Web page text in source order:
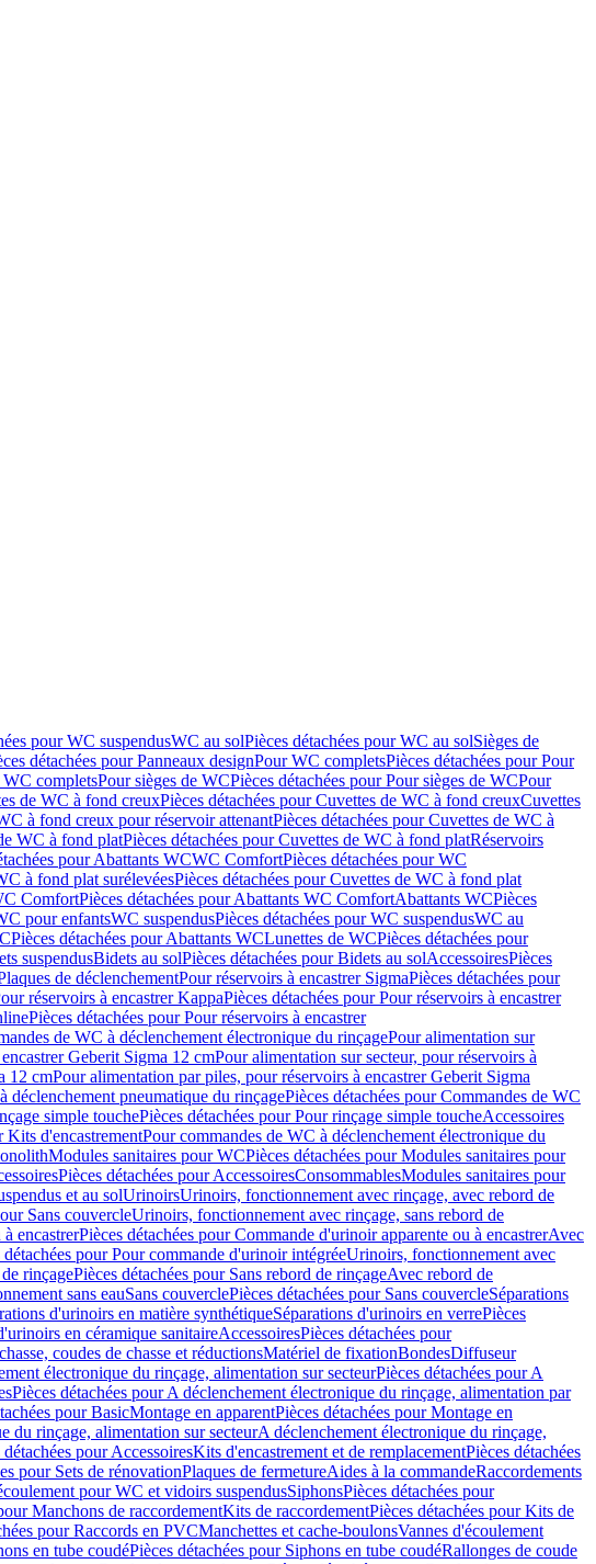
pour WC suspendusWC au solPièces détachées pour WC au solSièges de
détachées pour Panneaux designPour WC completsPièces détachées pour Pour
WC completsPour sièges de WCPièces détachées pour Pour sièges de WCPour
de WC à fond creuxPièces détachées pour Cuvettes de WC à fond creuxCuvettes
à fond creux pour réservoir attenantPièces détachées pour Cuvettes de WC à
WC à fond platPièces détachées pour Cuvettes de WC à fond platRéservoirs
pour Abattants WCWC ComfortPièces détachées pour WC
à fond plat surélevéesPièces détachées pour Cuvettes de WC à fond plat
ComfortPièces détachées pour Abattants WC ComfortAbattants WCPièces
pour enfantsWC suspendusPièces détachées pour WC suspendusWC au
Pièces détachées pour Abattants WCLunettes de WCPièces détachées pour
suspendusBidets au solPièces détachées pour Bidets au solAccessoiresPièces
de déclenchementPour réservoirs à encastrer SigmaPièces détachées pour
réservoirs à encastrer KappaPièces détachées pour Pour réservoirs à encastrer
Pièces détachées pour Pour réservoirs à encastrer
de WC à déclenchement électronique du rinçagePour alimentation sur
Geberit Sigma 12 cmPour alimentation sur secteur, pour réservoirs à
12 cmPour alimentation par piles, pour réservoirs à encastrer Geberit Sigma
déclenchement pneumatique du rinçagePièces détachées pour Commandes de WC
simple touchePièces détachées pour Pour rinçage simple toucheAccessoires
Kits d'encastrementPour commandes de WC à déclenchement électronique du
Modules sanitaires pour WCPièces détachées pour Modules sanitaires pour
Pièces détachées pour AccessoiresConsommablesModules sanitaires pour
et au solUrinoirsUrinoirs, fonctionnement avec rinçage, avec rebord de
Sans couvercleUrinoirs, fonctionnement avec rinçage, sans rebord de
encastrerPièces détachées pour Commande d'urinoir apparente ou à encastrerAvec
détachées pour Pour commande d'urinoir intégréeUrinoirs, fonctionnement avec
rinçagePièces détachées pour Sans rebord de rinçageAvec rebord de
sans eauSans couverclePièces détachées pour Sans couvercleSéparations
d'urinoirs en matière synthétiqueSéparations d'urinoirs en verrePièces
en céramique sanitaireAccessoiresPièces détachées pour
coudes de chasse et réductionsMatériel de fixationBondesDiffuseur
électronique du rinçage, alimentation sur secteurPièces détachées pour A
Pièces détachées pour A déclenchement électronique du rinçage, alimentation par
pour BasicMontage en apparentPièces détachées pour Montage en
du rinçage, alimentation sur secteurA déclenchement électronique du rinçage,
détachées pour AccessoiresKits d'encastrement et de remplacementPièces détachées
pour Sets de rénovationPlaques de fermetureAides à la commandeRaccordements
pour WC et vidoirs suspendusSiphonsPièces détachées pour
Manchons de raccordementKits de raccordementPièces détachées pour Kits de
pour Raccords en PVCManchettes et cache-boulonsVannes d'écoulement
en tube coudéPièces détachées pour Siphons en tube coudéRallonges de coude